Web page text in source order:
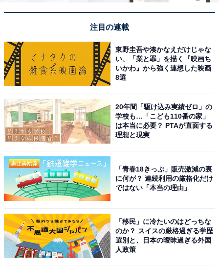
注目の連載
東野圭吾や湊かなえだけじゃな
い、「業と罪」を描く『映画ち
いかわ』から強く連想した映画
8選
20年間「駆け込み実績ゼロ」の
学校も…「こども110番の家」
は本当に必要？ PTAが直面する
理想と現実
「青春18きっぷ」販売激減の裏
に何が？ 連続利用の厳格化だけ
ではない「本当の理由」
「移民」に冷たいのはどっちな
のか？ スイスの厳格過ぎる学歴
選別と、日本の曖昧過ぎる外国
人政策